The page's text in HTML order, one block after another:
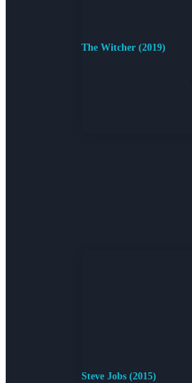
The Witcher (2019)
Steve Jobs (2015)